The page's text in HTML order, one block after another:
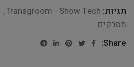
תגיות: Transgroom - Show Tech
,
מסרקים
Share: